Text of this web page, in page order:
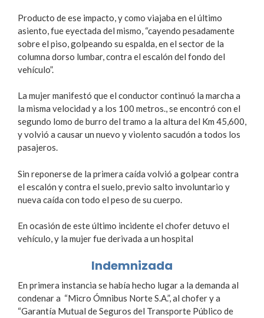
Producto de ese impacto, y como viajaba en el último
asiento, fue eyectada del mismo, “cayendo pesadamente
sobre el piso, golpeando su espalda, en el sector de la
columna dorso lumbar, contra el escalón del fondo del
vehículo”.
La mujer manifestó que el conductor continuó la marcha a
la misma velocidad y a los 100 metros., se encontró con el
segundo lomo de burro del tramo a la altura del Km 45,600,
y volvió a causar un nuevo y violento sacudón a todos los
pasajeros.
Sin reponerse de la primera caída volvió a golpear contra
el escalón y contra el suelo, previo salto involuntario y
nueva caída con todo el peso de su cuerpo.
En ocasión de este último incidente el chofer detuvo el
vehículo, y la mujer fue derivada a un hospital
Indemnizada
En primera instancia se había hecho lugar a la demanda al
condenar a “Micro Ómnibus Norte S.A.”, al chofer y a
“Garantía Mutual de Seguros del Transporte Público de